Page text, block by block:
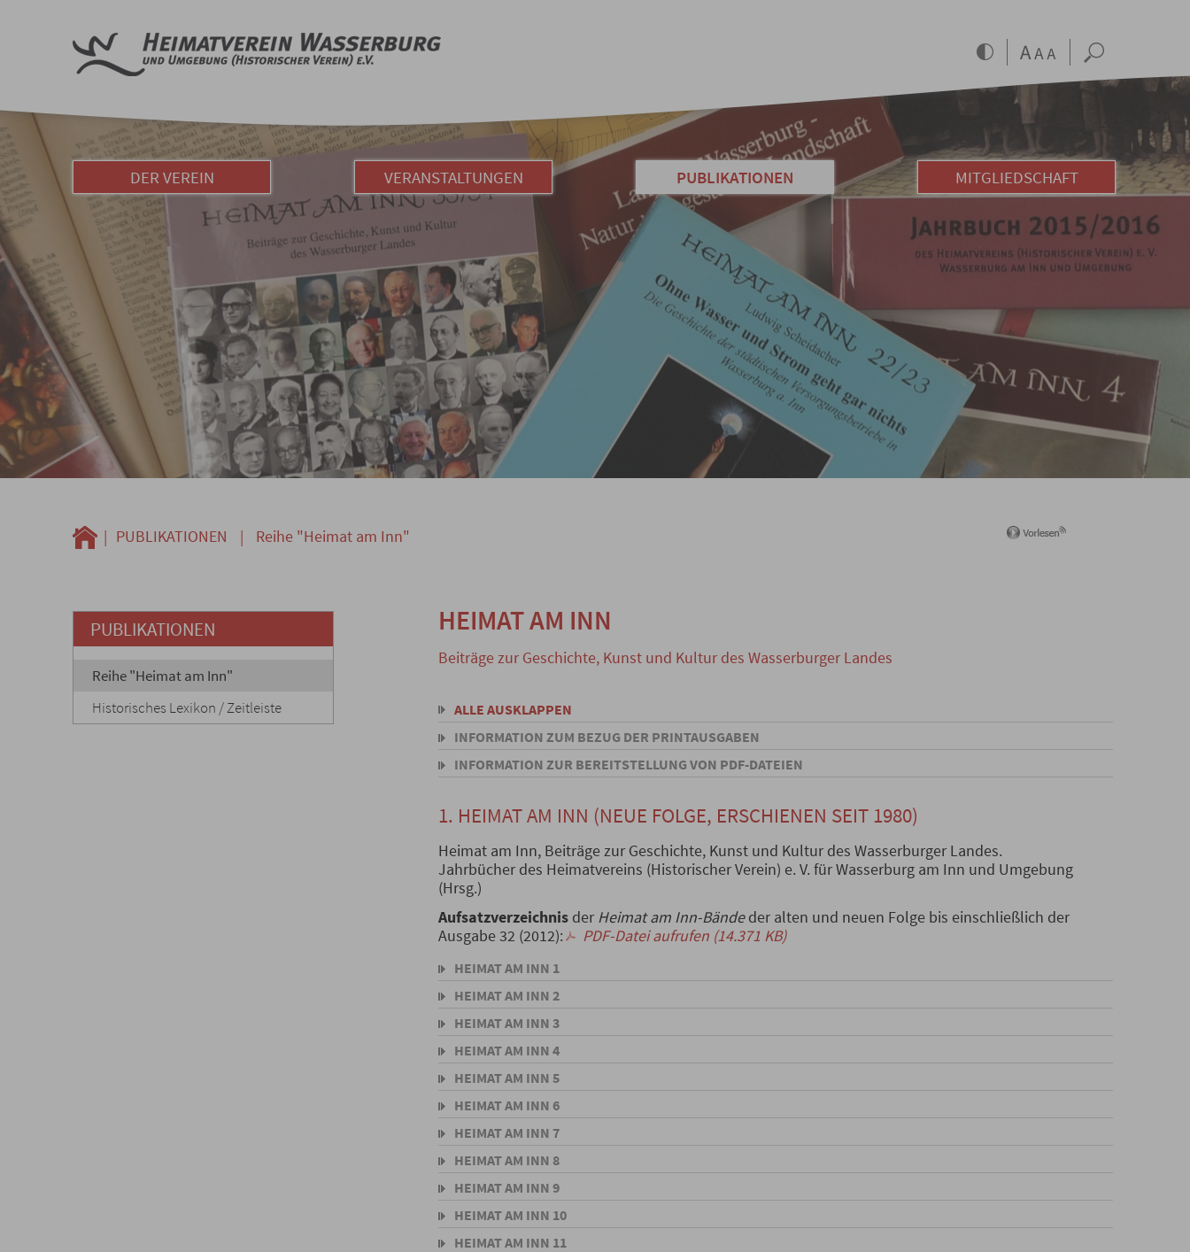
DER VEREIN VERANSTALTUNGEN PUBLIKATIONEN MITGLIEDSCHAFT
| PUBLIKATIONEN | Reihe "Heimat am Inn"
HEIMAT AM INN
Beiträge zur Geschichte, Kunst und Kultur des Wasserburger Landes
ALLE AUSKLAPPEN
INFORMATION ZUM BEZUG DER PRINTAUSGABEN
INFORMATION ZUR BEREITSTELLUNG VON PDF-DATEIEN
1. HEIMAT AM INN (NEUE FOLGE, ERSCHIENEN SEIT 1980)
Heimat am Inn, Beiträge zur Geschichte, Kunst und Kultur des Wasserburger Landes.
Jahrbücher des Heimatvereins (Historischer Verein) e. V. für Wasserburg am Inn und Umgebung
(Hrsg.)
Aufsatzverzeichnis der Heimat am Inn-Bändeder alten und neuen Folge bis einschließlich der
Ausgabe 32 (2012):
PDF-Datei aufrufen (14.371 KB)
HEIMAT AM INN 1
HEIMAT AM INN 2
HEIMAT AM INN 3
HEIMAT AM INN 4
HEIMAT AM INN 5
HEIMAT AM INN 6
HEIMAT AM INN 7
HEIMAT AM INN 8
HEIMAT AM INN 9
HEIMAT AM INN 10
HEIMAT AM INN 11
PUBLIKATIONEN
Reihe "Heimat am Inn"
Historisches Lexikon / Zeitleiste